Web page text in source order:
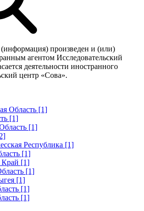
произведен и (или)
агентом Исследовательский
деятельности иностранного
центр «Сова».
Область [1]
[1]
[1]
Республика [1]
[1]
Край [1]
[1]
[1]
[1]
[1]